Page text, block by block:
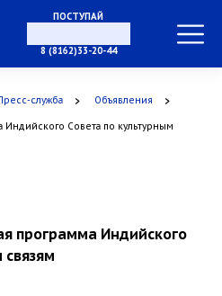
ПОСТУПАЙ
В АСПИРАНТУРУ
8 (8162)33-20-44
служба Объявления
Совета по культурным
программа Индийского